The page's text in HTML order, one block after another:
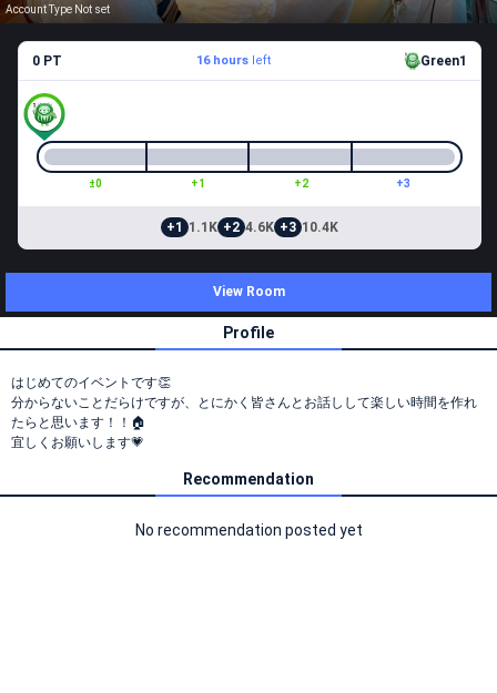
Account Type Not set
0 PT 16 hoursleft Green1
±0 +1 +2 +3
+1 1.1K +2 4.6K +3 10.4K
View Room
Profile
はじめてのイベントです👏
分からないことだらけですが、とにかく皆さんとお話しして楽しい時間を作れ
たらと思います！！🏠
宜しくお願いします💗
Recommendation
No recommendation posted yet